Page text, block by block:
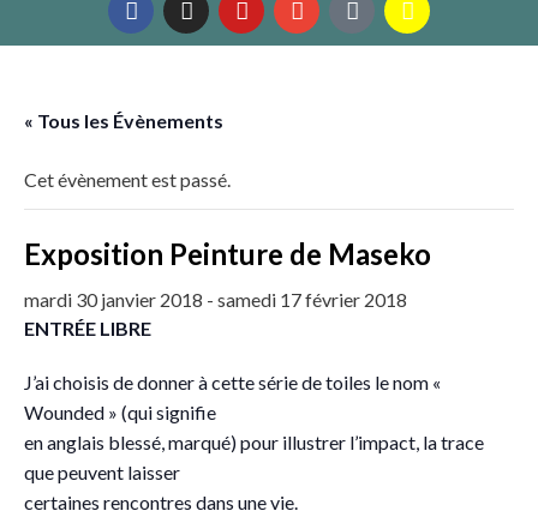
« Tous les Évènements
Cet évènement est passé.
Exposition Peinture de Maseko
mardi 30 janvier 2018 - samedi 17 février 2018
ENTRÉE LIBRE
J’ai choisis de donner à cette série de toiles le nom «
Wounded » (qui signifie
en anglais blessé, marqué) pour illustrer l’impact, la trace
que peuvent laisser
certaines rencontres dans une vie.